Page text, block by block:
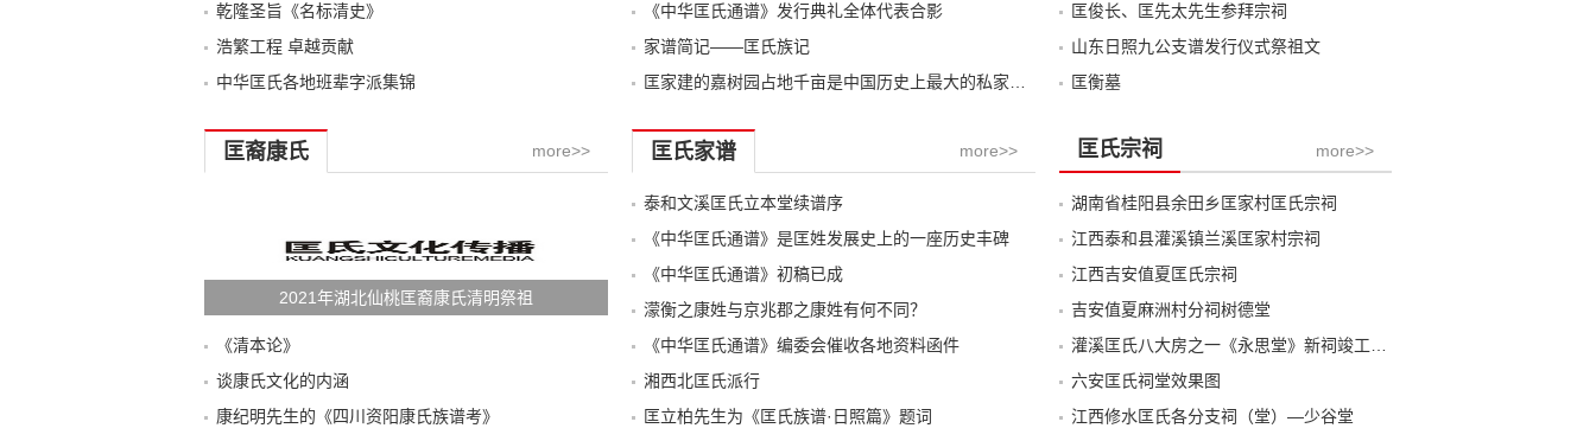
乾隆圣旨《名标清史》
浩繁工程 卓越贡献
中华匡氏各地班辈字派集锦
《中华匡氏通谱》发行典礼全体代表合影
家谱简记——匡氏族记
匡俊长、匡先太先生参拜宗祠
山东日照九公支谱发行仪式祭祖文
匡衡墓
more>>
匡裔康氏
2021年湖北仙桃匡裔康氏清明祭祖
《清本论》
谈康氏文化的内涵
康纪明先生的《四川资阳康氏族谱考》
more>>
匡氏家谱
泰和文溪匡氏立本堂续谱序
《中华匡氏通谱》是匡姓发展史上的一座历史丰碑
《中华匡氏通谱》初稿已成
濛衡之康姓与京兆郡之康姓有何不同？
《中华匡氏通谱》编委会催收各地资料函件
湘西北匡氏派行
匡立柏先生为《匡氏族谱·日照篇》题词
more>>
匡氏宗祠
湖南省桂阳县余田乡匡家村匡氏宗祠
江西泰和县灌溪镇兰溪匡家村宗祠
江西吉安值夏匡氏宗祠
吉安值夏麻洲村分祠树德堂
六安匡氏祠堂效果图
江西修水匡氏各分支祠（堂）—少谷堂